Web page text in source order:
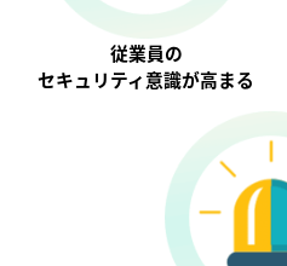
従業員の
セキュリティ意識が⾼まる